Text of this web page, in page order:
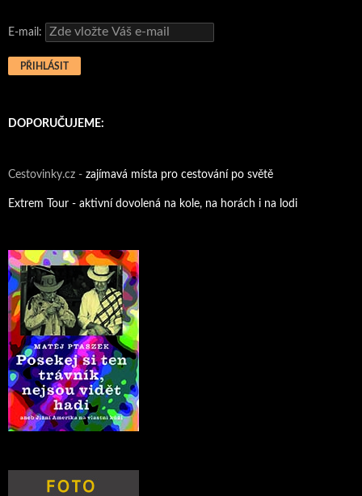
E-mail:
DOPORUČUJEME:
Cestovinky.cz - zajímavá místa pro cestování po světě
Extrem Tour - aktivní dovolená na kole, na horách i na lodi